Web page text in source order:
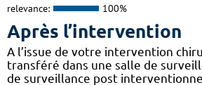
relevance: 100%
Après l’intervention
A l’issue de votre intervention
transféré dans une salle de
de surveillance post